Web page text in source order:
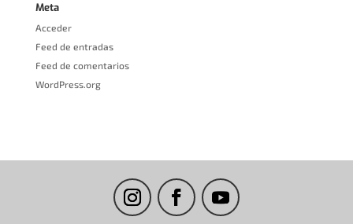
Meta
Acceder
Feed de entradas
Feed de comentarios
WordPress.org